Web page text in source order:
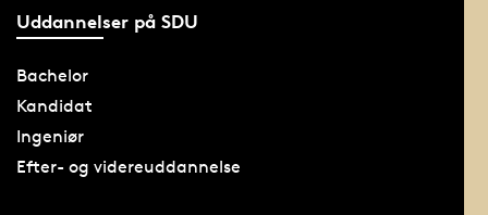
Uddannelser på SDU
Bachelor
Kandidat
Ingeniør
Efter- og videreuddannelse